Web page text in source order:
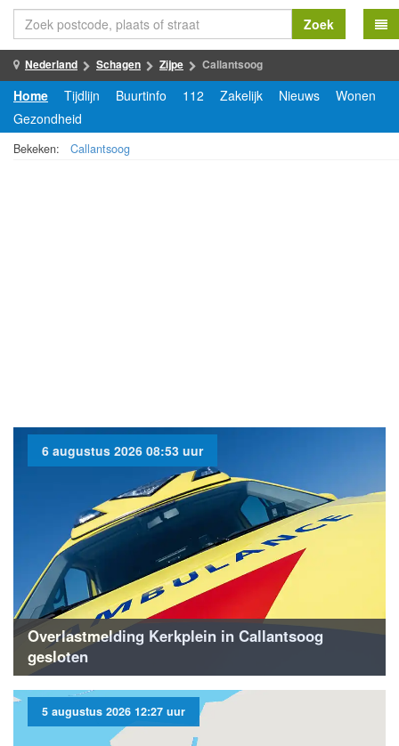
Zoek
Nederland Schagen Zijpe Callantsoog
Home Tijdlijn Buurtinfo 112 Zakelijk Nieuws
Wonen
Gezondheid
Bekeken: Callantsoog
6 augustus 2026 08:53 uur
Overlastmelding Kerkplein in Callantsoog
gesloten
5 augustus 2026 12:27 uur